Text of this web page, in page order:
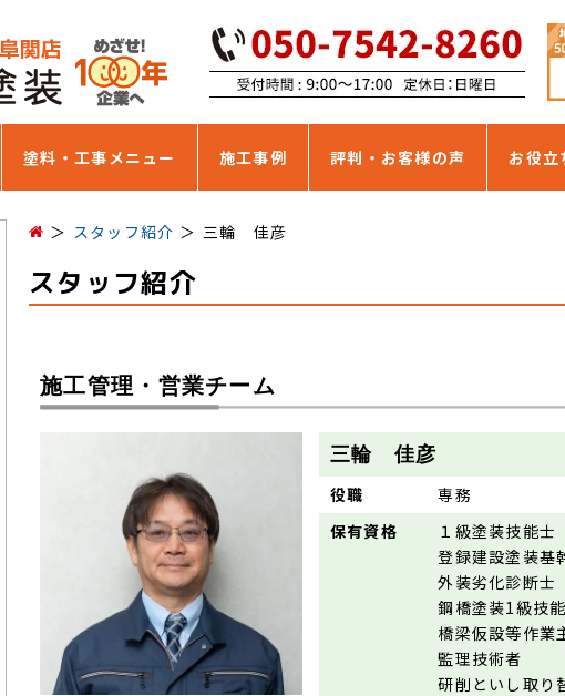
塗料・工事メニュー 施工事例 評判・お客様の声 お役立
スタッフ紹介 三輪 佳彦
スタッフ紹介
施工管理・営業チーム
三輪 佳彦
役職
専務
保有資格
１級塗装技能士
登録建設塗装基
外装劣化診断士
鋼橋塗装1級技
橋梁仮設等作業
監理技術者
研削といし取り